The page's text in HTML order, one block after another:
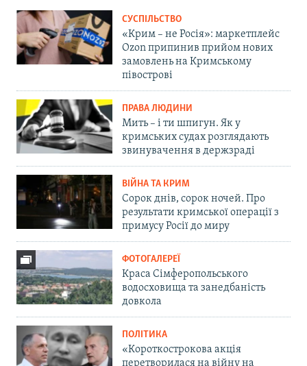
СУСПІЛЬСТВО
«Крим – не Росія»: маркетплейс
Ozon припинив прийом нових
замовлень на Кримському
півострові
ПРАВА ЛЮДИНИ
Мить – і ти шпигун. Як у
кримських судах розглядають
звинувачення в держзраді
ВІЙНА ТА КРИМ
Сорок днів, сорок ночей. Про
результати кримської операції з
примусу Росії до миру
ФОТОГАЛЕРЕЇ
Краса Сімферопольського
водосховища та занедбаність
довкола
ПОЛІТИКА
«Короткострокова акція
перетворилася на війну на